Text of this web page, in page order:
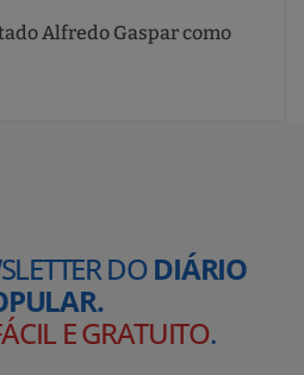
Alfredo Gaspar como
DODIÁRIO
E GRATUITO.